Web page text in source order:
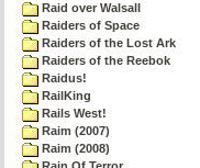
Raid over Walsall
Raiders of Space
Raiders of the Lost Ark
Raiders of the Reebok
Raidus!
RailKing
Rails West!
Raim (2007)
Raim (2008)